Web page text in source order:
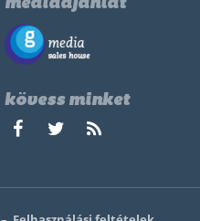
médiaajánlat
kövess minket